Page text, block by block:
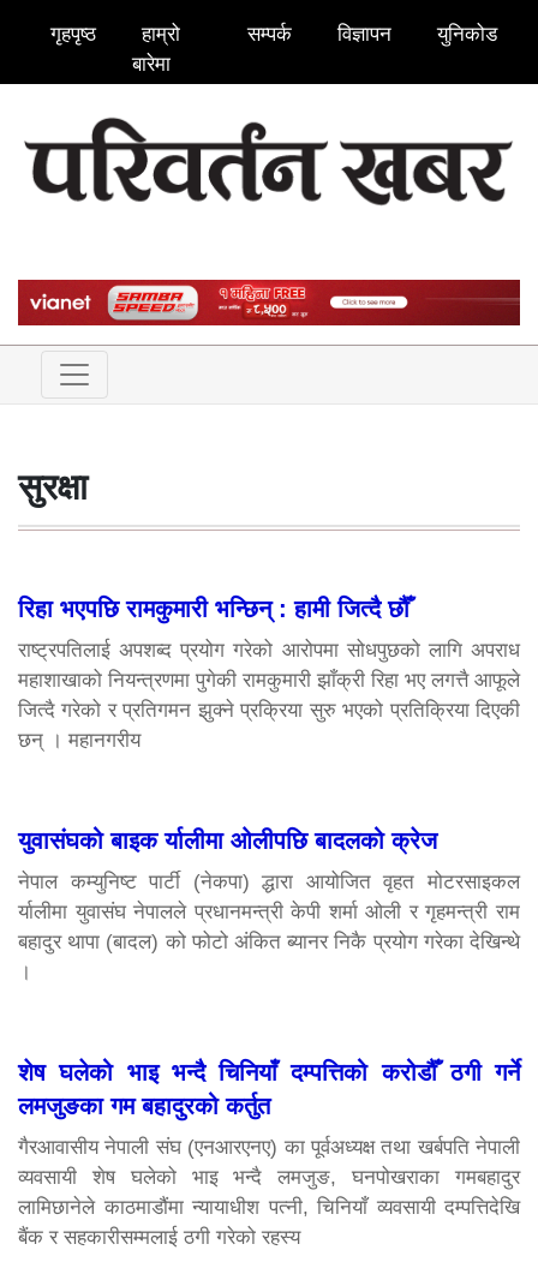
गृहपृष्ठ
हाम्रो
बारेमा
सम्पर्क विज्ञापन युनिकोड
सुरक्षा
रिहा भएपछि रामकुमारी भन्छिन् : हामी जित्दै छौँ
राष्ट्रपतिलाई अपशब्द प्रयोग गरेको आरोपमा सोधपुछको लागि अपराध
महाशाखाको नियन्त्रणमा पुगेकी रामकुमारी झाँक्री रिहा भए लगत्तै आफूले
जित्दै गरेको र प्रतिगमन झुक्ने प्रक्रिया सुरु भएको प्रतिक्रिया दिएकी
छन् । महानगरीय
युवासंघको बाइक र्यालीमा ओलीपछि बादलको क्रेज
नेपाल कम्युनिष्ट पार्टी (नेकपा) द्धारा आयोजित वृहत मोटरसाइकल
र्यालीमा युवासंघ नेपालले प्रधानमन्त्री केपी शर्मा ओली र गृहमन्त्री राम
बहादुर थापा (बादल) को फोटो अंकित ब्यानर निकै प्रयोग गरेका देखिन्थे
।
शेष घलेको भाइ भन्दै चिनियाँ दम्पत्तिको करोडौँ ठगी गर्ने
लमजुङका गम बहादुरको कर्तुत
गैरआवासीय नेपाली संघ (एनआरएनए) का पूर्वअध्यक्ष तथा खर्बपति नेपाली
व्यवसायी शेष घलेको भाइ भन्दै लमजुङ, घनपोखराका गमबहादुर
लामिछानेले काठमाडौंमा न्यायाधीश पत्नी, चिनियाँ व्यवसायी दम्पत्तिदेखि
बैंक र सहकारीसम्मलाई ठगी गरेको रहस्य